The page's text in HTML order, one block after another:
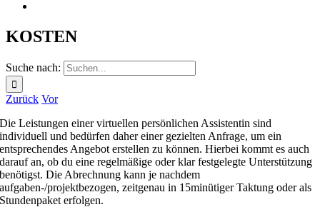
KOSTEN
Suche nach:
Zurück Vor
Die Leistungen einer virtuellen persönlichen Assistentin sind
individuell und bedürfen daher einer gezielten Anfrage, um ein
entsprechendes Angebot erstellen zu können. Hierbei kommt es auch
darauf an, ob du eine regelmäßige oder klar festgelegte Unterstützung
benötigst. Die Abrechnung kann je nachdem
aufgaben-/projektbezogen, zeitgenau in 15minütiger Taktung oder als
Stundenpaket erfolgen.